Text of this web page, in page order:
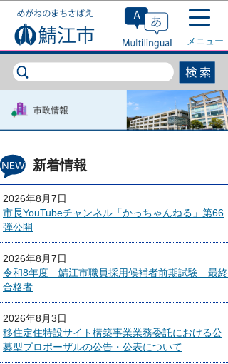
このページの本文へ移動
メニュー
新着情報
2026年8月7日
市長YouTubeチャンネル「かっちゃんねる」第66
弾公開
2026年8月7日
令和8年度 鯖江市職員採用候補者前期試験 最終
合格者
2026年8月3日
移住定住特設サイト構築事業業務委託における公
募型プロポーザルの公告・公表について